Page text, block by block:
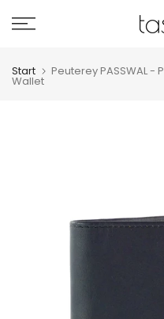
Zum
springen
Start Peuterey PASSWAL -
Wallet